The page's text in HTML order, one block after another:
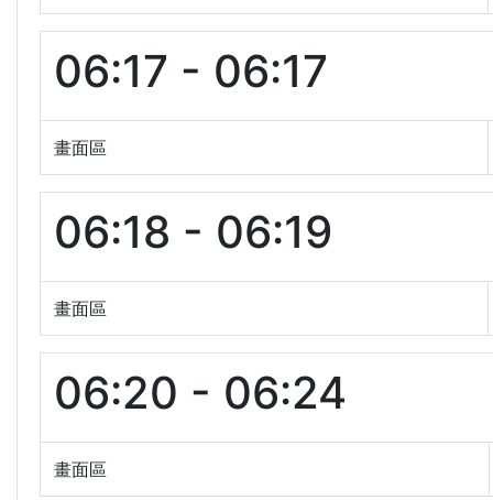
06:17 - 06:17
畫面區
06:18 - 06:19
畫面區
06:20 - 06:24
畫面區